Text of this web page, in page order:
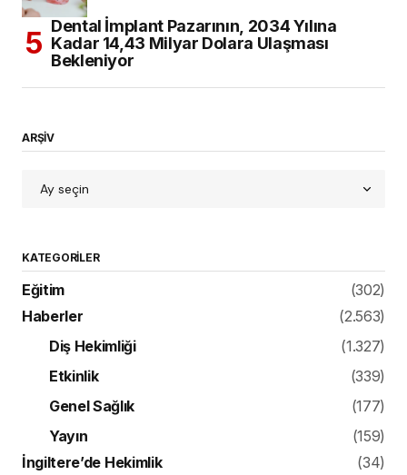
Dental İmplant Pazarının, 2034 Yılına
Kadar 14,43 Milyar Dolara Ulaşması
Bekleniyor
ARŞİV
KATEGORILER
Eğitim
(302)
Haberler
(2.563)
Diş Hekimliği
(1.327)
Etkinlik
(339)
Genel Sağlık
(177)
Yayın
(159)
İngiltere’de Hekimlik
(34)